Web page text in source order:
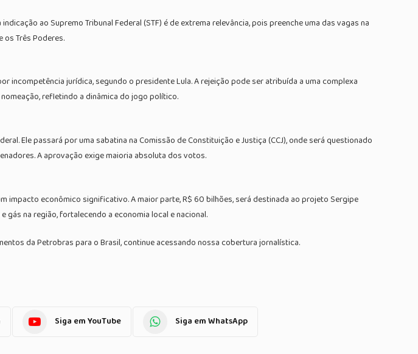
ao Supremo Tribunal Federal (STF) é de extrema relevância, pois preenche uma das vagas na
Três Poderes.
jurídica, segundo o presidente Lula. A rejeição pode ser atribuída a uma complexa
refletindo a dinâmica do jogo político.
Ele passará por uma sabatina na Comissão de Constituição e Justiça (CCJ), onde será questionado
A aprovação exige maioria absoluta dos votos.
impacto econômico significativo. A maior parte, R$ 60 bilhões, será destinada ao projeto Sergipe
gás na região, fortalecendo a economia local e nacional.
da Petrobras para o Brasil, continue acessando nossa cobertura jornalística.
Siga em YouTube Siga em WhatsApp